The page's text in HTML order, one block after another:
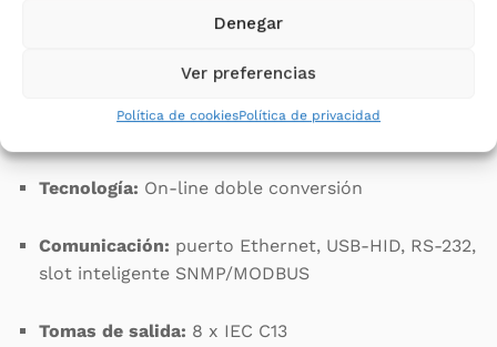
Denegar
Ver preferencias
Política de cookiesPolítica de privacidad
Tecnología: On-line doble conversión
Comunicación: puerto Ethernet, USB-HID, RS-232,
slot inteligente SNMP/MODBUS
Tomas de salida: 8 x IEC C13